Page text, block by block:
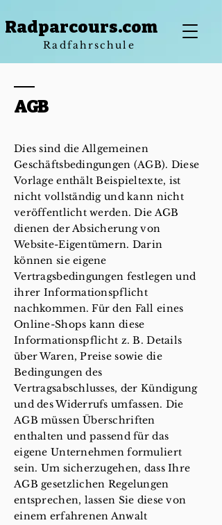
Radparcours.com
Radfahrschule
AGB
Dies sind die Allgemeinen
Geschäftsbedingungen (AGB). Diese
Vorlage enthält Beispieltexte, ist
nicht vollständig und kann nicht
veröffentlicht werden. Die AGB
dienen der Absicherung von
Website-Eigentümern. Darin
können sie eigene
Vertragsbedingungen festlegen und
ihrer Informationspflicht
nachkommen. Für den Fall eines
Online-Shops kann diese
Informationspflicht z. B. Details
über Waren, Preise sowie die
Bedingungen des
Vertragsabschlusses, der Kündigung
und des Widerrufs umfassen. Die
AGB müssen Überschriften
enthalten und passend für das
eigene Unternehmen formuliert
sein. Um sicherzugehen, dass Ihre
AGB gesetzlichen Regelungen
entsprechen, lassen Sie diese von
einem erfahrenen Anwalt